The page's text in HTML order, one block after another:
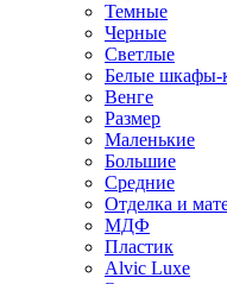
Темные
Черные
Светлые
Белые шкафы-
Венге
Размер
Маленькие
Большие
Средние
Отделка и
МДФ
Пластик
Alvic Luxe